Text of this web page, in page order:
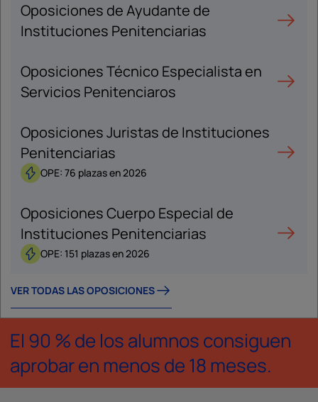
Oposiciones de Ayudante de
Instituciones Penitenciarias
Oposiciones Técnico Especialista en
Servicios Penitenciaros
Oposiciones Juristas de Instituciones
Penitenciarias
OPE: 76 plazas en 2026
Oposiciones Cuerpo Especial de
Instituciones Penitenciarias
OPE: 151 plazas en 2026
VER TODAS LAS OPOSICIONES
El 90 % de los alumnos consiguen
aprobar en menos de 18 meses.